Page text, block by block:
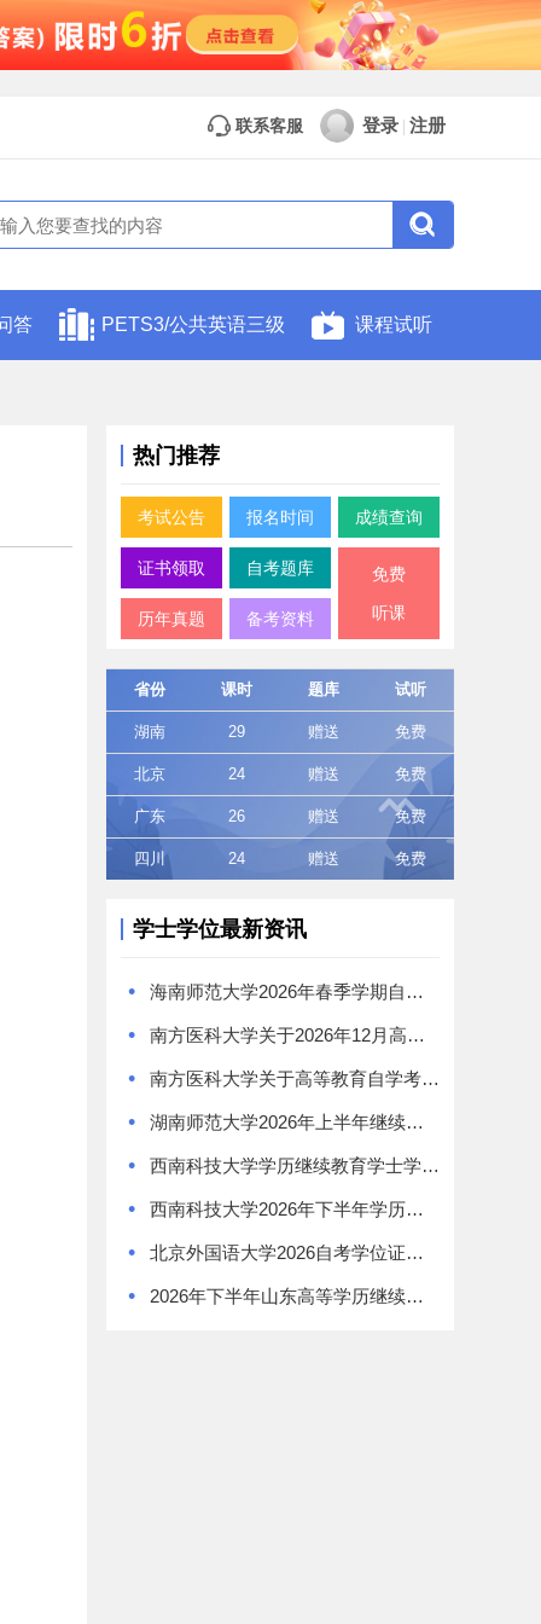
联系客服 登录 注册
答 PETS3/公共英语三级 课程试听
热门推荐
考试公告 报名时间 成绩查询
证书领取 自考题库
历年真题 备考资料
免费
听课
省份 课时 题库 试听
湖南 29 赠送 免费
北京 24 赠送 免费
广东 26 赠送 免费
四川 24 赠送 免费
学士学位最新资讯
• 海南师范大学2026年春季学期自学考试本科毕业生学士学位证书领取通知
• 南方医科大学关于2026年12月高等教育自学考试学位工作的通知
• 南方医科大学关于高等教育自学考试《食品卫生与营养学》专业学位授予问题的特别提醒
• 湖南师范大学2026年上半年继续教育学士学位证书领取通知
• 西南科技大学学历继续教育学士学位授予办法
• 西南科技大学2026年下半年学历继续教育学士学位申请通知
• 北京外国语大学2026自考学位证书领取通知
• 2026年下半年山东高等学历继续教育学士学位外语考试报名须知